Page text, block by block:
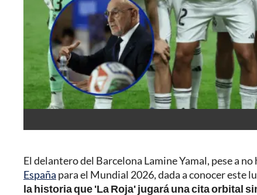
El delantero del Barcelona Lamine Yamal, pese a
España para el Mundial 2026, dada a conocer este
la historia que 'La Roja' jugará una cita orbital